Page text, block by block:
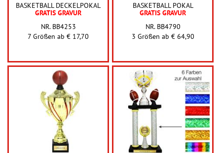
BASKETBALL DECKELPOKAL
GRATIS GRAVUR
NR. BB4253
7 Größen ab € 17,70
BASKETBALL POKAL
GRATIS GRAVUR
NR. BB4790
3 Größen ab € 64,90